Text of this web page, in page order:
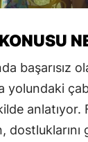
başarısız
anlatıyor.